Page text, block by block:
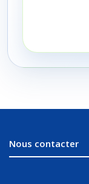
Nous contacter